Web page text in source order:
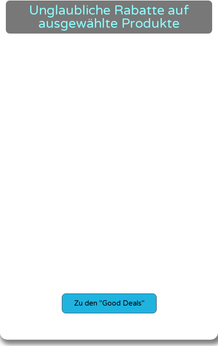
Unglaubliche Rabatte auf
ausgewählte Produkte
Zu den "Good Deals"